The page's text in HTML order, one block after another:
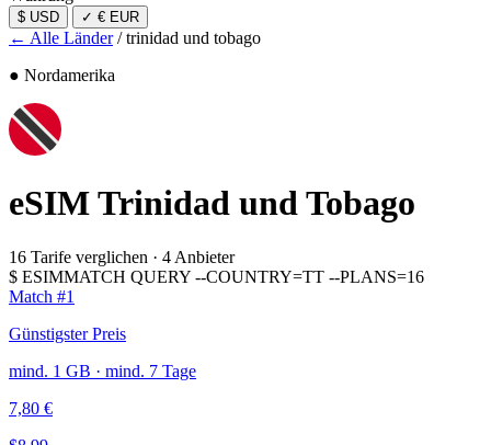
$ USD ✓ € EUR
← Alle Länder / trinidad und tobago
● Nordamerika
eSIMTrinidad und Tobago
16 Tarife verglichen · 4 Anbieter
$ ESIMMATCH QUERY --COUNTRY=TT --PLANS=16
Match #1
Günstigster Preis
mind. 1 GB · mind. 7 Tage
7,80 €